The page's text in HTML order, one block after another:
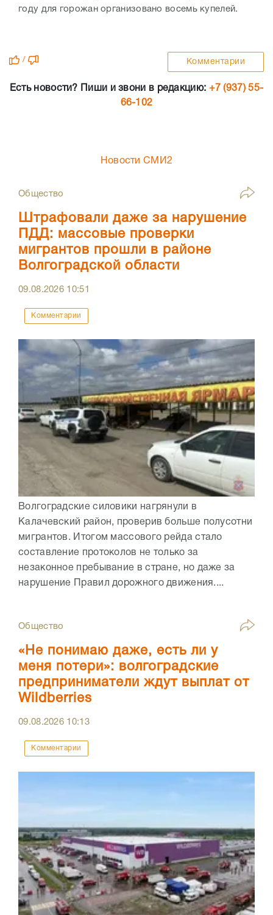
году для горожан организовано восемь купелей.
/ Комментарии
Есть новости? Пиши и звони в редакцию: +7 (937) 55-
66-102
Новости СМИ2
Общество
Штрафовали даже за нарушение
ПДД: массовые проверки
мигрантов прошли в районе
Волгоградской области
09.08.2026 10:51
Комментарии
Волгоградские силовики нагрянули в
Калачевский район, проверив больше полусотни
мигрантов. Итогом массового рейда стало
составление протоколов не только за
незаконное пребывание в стране, но даже за
нарушение Правил дорожного движения....
Общество
«Не понимаю даже, есть ли у
меня потери»: волгоградские
предприниматели ждут выплат от
Wildberries
09.08.2026 10:13
Комментарии